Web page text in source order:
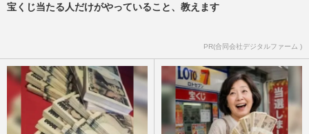
宝くじ当たる人だけがやっていること、教えます
PR(合同会社デジタルファーム )